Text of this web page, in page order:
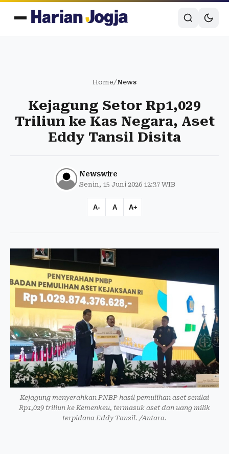
Home/News
Kejagung Setor Rp1,029
Triliun ke Kas Negara, Aset
Eddy Tansil Disita
Newswire
Senin, 15 Juni 2026 12:37 WIB
A- A A+
Kejagung menyerahkan PNBP hasil pemulihan aset senilai
Rp1,029 triliun ke Kemenkeu, termasuk aset dan uang milik
terpidana Eddy Tansil. /Antara.